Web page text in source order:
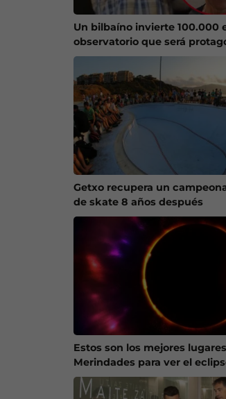
Un bilbaíno invierte 100.000
observatorio que será
Getxo recupera un
de skate 8 años después
Estos son los mejores
Merindades para ver el